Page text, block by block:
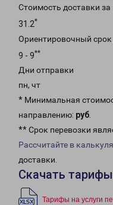
Стоимость доставки
31.2*
Ориентировочный срок
9 - 9**
Дни отправки
пн, чт
* Минимальная
направлению: руб.
** Срок перевозки
Рассчитайте в
доставки.
Скачать
Тарифы на услуги